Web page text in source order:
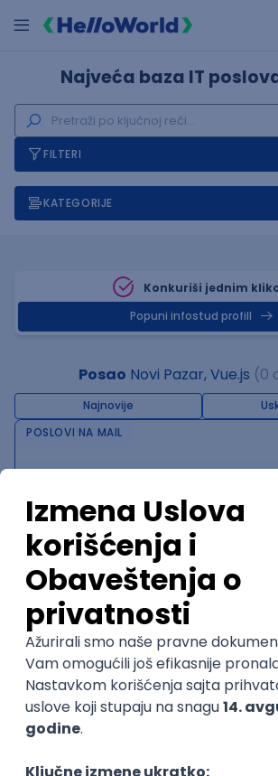
Najveća baza IT
FILTERI
KATEGORIJE
Konkuriši jednim
Popuni infostud profill
Posao Novi Pazar, Vue.js (0
Najnovije
POSLOVI NA MAIL
POSLODAVAC
GRAD
SENIORITET
NAČIN RADA
Najnoviji poslovi svakog
inboxu
Prijavi se
Trenutno nema oglasa po
pretrage.
Pogledaj slične oglase ili izmeni
OGLASI PO KRITERIJUMU